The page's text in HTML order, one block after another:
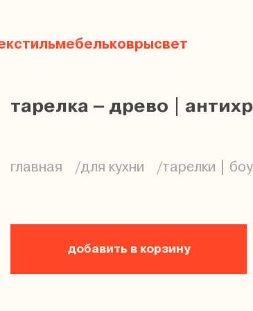
мебельковрысвет
тарелка – древо |
главная для кухни тарелки |
добавить в корзину